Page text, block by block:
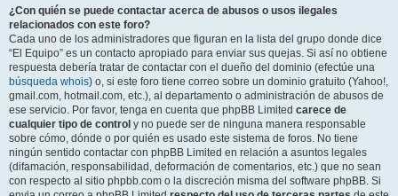
¿Con quién se puede contactar acerca de abusos o usos ilegales
relacionados con este foro?
Cada uno de los administradores que figuran en la lista del grupo donde dice
“El Equipo” es un contacto apropiado para enviar sus quejas. Si así no obtiene
respuesta debería tratar de contactar con el dueño del dominio (efectúe una
búsqueda whois) o, si este foro tiene correo sobre un dominio gratuito (Yahoo!,
gmail.com, hotmail.com, etc.), al departamento o administración de abusos de
ese servicio. Por favor, tenga en cuenta que phpBB Limited carece de
cualquier tipo de control y no puede ser de ninguna manera responsable
sobre cómo, dónde o por quién es usado este sistema de foros. No tiene
ningún sentido contactar con phpBB Limited en relación a asuntos legales
(difamación, responsabilidad, deformación de comentarios, etc.) que no sean
con respecto al sitio phpbb.com o la discreción misma del software phpBB. Si